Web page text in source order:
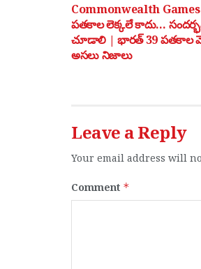
Commonwealth Games
పతకాల లెక్కలే కాదు…
చూడాలి | భారత్ 39 పతకాల
అసలు నిజాలు
Leave a Reply
Your email address will
Comment *